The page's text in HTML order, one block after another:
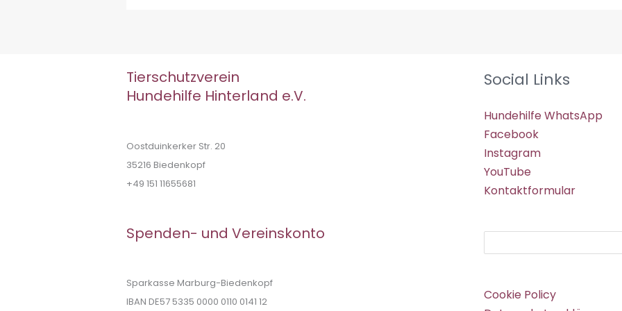
Tierschutzverein
Hundehilfe Hinterland e.V.
Oostduinkerker Str. 20
35216 Biedenkopf
+49 151 11655681
Spenden- und Vereinskonto
Sparkasse Marburg-Biedenkopf
IBAN DE57 5335 0000 0110 0141 12
Social Links
Hundehilfe WhatsApp
Facebook
Instagram
YouTube
Kontaktformular
Cookie Policy